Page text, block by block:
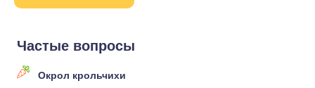
Частые вопросы
Окрол крольчихи